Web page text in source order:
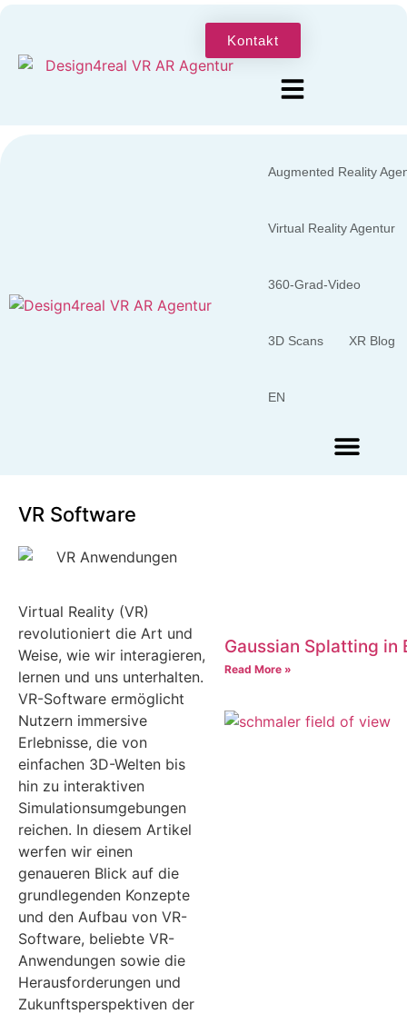
Kontakt
Augmented Reality
Virtual Reality Agentur
360-Grad-Video
3D Scans XR Blog
EN
VR Software
Virtual Reality (VR)
revolutioniert die Art und
Weise, wie wir interagieren,
lernen und uns unterhalten.
VR-Software ermöglicht
Nutzern immersive
Erlebnisse, die von
einfachen 3D-Welten bis
hin zu interaktiven
Simulationsumgebungen
reichen. In diesem Artikel
werfen wir einen
genaueren Blick auf die
grundlegenden Konzepte
und den Aufbau von VR-
Software, beliebte VR-
Anwendungen sowie die
Herausforderungen und
Zukunftsperspektiven der
Gaussian Splatting in
Read More »